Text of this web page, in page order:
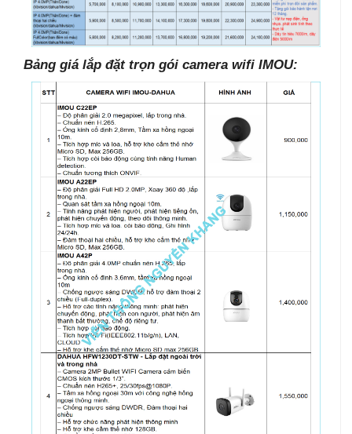
Bảng giá lắp đặt trọn gói camera wifi IMOU: